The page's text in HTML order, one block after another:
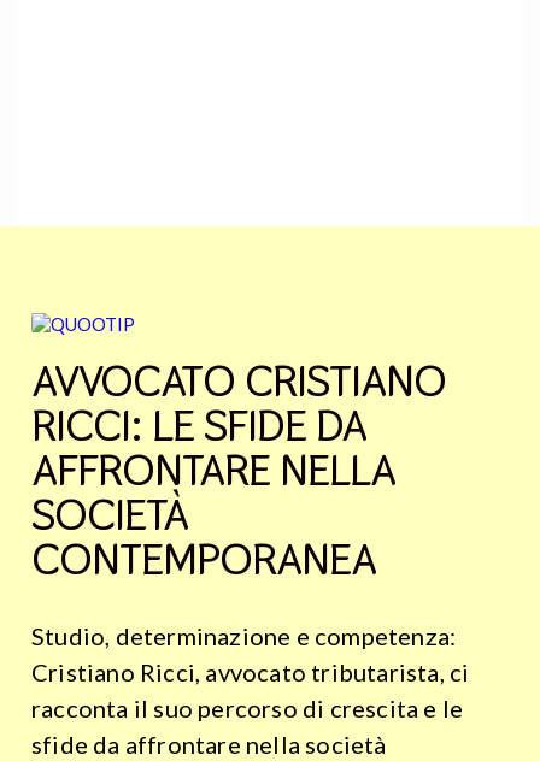
AVVOCATO CRISTIANO
RICCI: LE SFIDE DA
AFFRONTARE NELLA
SOCIETÀ
CONTEMPORANEA
Studio, determinazione e competenza:
Cristiano Ricci, avvocato tributarista, ci
racconta il suo percorso di crescita e le
sfide da affrontare nella società